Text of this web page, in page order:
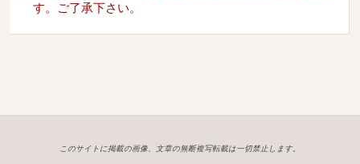
す。ご了承下さい。
このサイトに掲載の画像、文章の無断複写転載は一切禁止します。